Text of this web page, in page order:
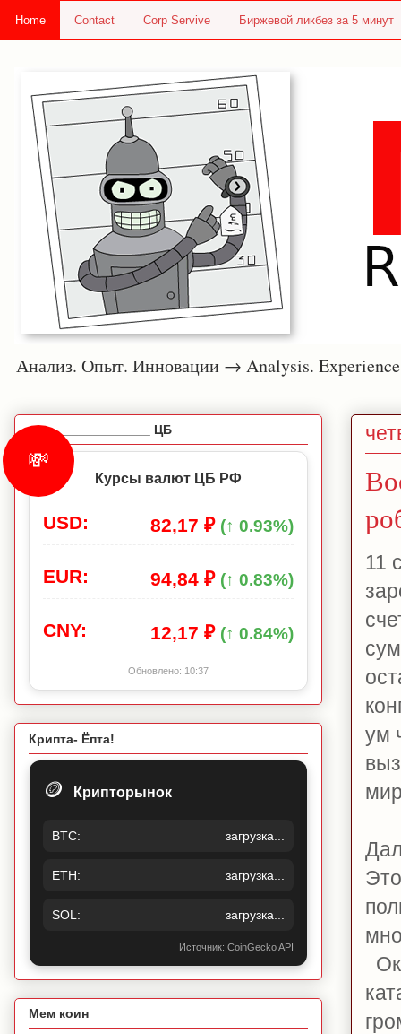
Home Contact Corp Servive Биржевой ликбез за 5 минут
Анализ. Опыт. Инновации → Analysis.
11
ум
_________________ ЦБ
💸
Курсы валют ЦБ РФ
USD: 82,17 ₽ (↑ 0.93%)
EUR: 94,84 ₽ (↑ 0.83%)
CNY: 12,17 ₽ (↑ 0.84%)
Обновлено: 10:37
Крипта- Ёпта!
🪙 Крипторынок
BTC: загрузка...
ETH: загрузка...
SOL: загрузка...
Источник: CoinGecko API
Мем коин